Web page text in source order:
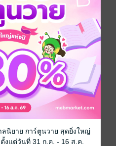
ลนิยาย การ์ตูนวาย สุดยิ่งใหญ่
งแต่วันที่ 31 ก.ค. - 16 ส.ค.